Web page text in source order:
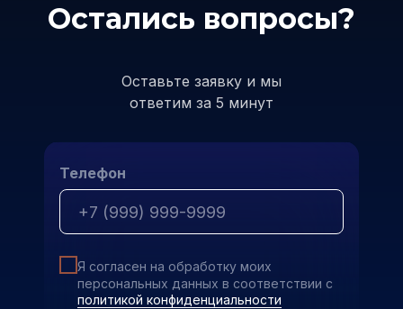
Остались вопросы?
Телефон
Я согласен на обработку моих
персональных данных в соответствии с
политикой конфиденциальности
Оставьте заявку и мы
ответим за 5 минут